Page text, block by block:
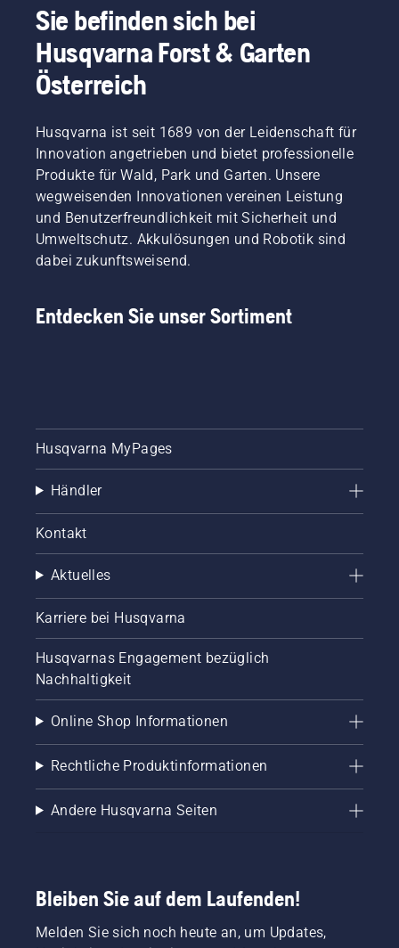
Sie befinden sich bei
Husqvarna Forst & Garten
Österreich
Husqvarna ist seit 1689 von der Leidenschaft für
Innovation angetrieben und bietet professionelle
Produkte für Wald, Park und Garten. Unsere
wegweisenden Innovationen vereinen Leistung
und Benutzerfreundlichkeit mit Sicherheit und
Umweltschutz. Akkulösungen und Robotik sind
dabei zukunftsweisend.
Entdecken Sie unser Sortiment
Husqvarna MyPages
Händler
Kontakt
Aktuelles
Karriere bei Husqvarna
Husqvarnas Engagement bezüglich
Nachhaltigkeit
Online Shop Informationen
Rechtliche Produktinformationen
Andere Husqvarna Seiten
Bleiben Sie auf dem Laufenden!
Melden Sie sich noch heute an, um Updates,